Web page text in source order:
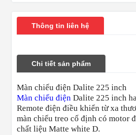
Thông tin liên hệ
Chi tiết sản phẩm
Màn chiếu điện Dalite 225 inch
Màn chiếu điện Dalite 225 inch
Remote điện điều khiển từ xa
màn chiếu treo cố định có motor
chất liệu Matte white D.